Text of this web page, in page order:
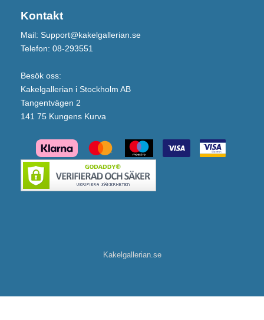
Kontakt
Mail: Support@kakelgallerian.se
Telefon: 08-293551
Besök oss:
Kakelgallerian i Stockholm AB
Tangentvägen 2
141 75 Kungens Kurva
Kakelgallerian.se